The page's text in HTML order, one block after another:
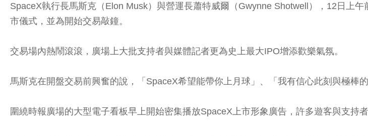
SpaceX執行長馬斯克（Elon Musk）與營運長蕭特威爾（Gwynne Shotwell），12日上
市儀式，並為開始交易敲鐘。
交易場內熱鬧滾滾，廣場上大批支持者與媒體記者更為史上最大IPO增添歡樂氣氛。
馬斯克在開盤交易前興奮的說，「SpaceX希望能帶你上月球」、「我有信心此刻與極棒
圍繞時報廣場的大型電子看板早上開始密集播放SpaceX上市形象廣告，許多遊客與支持